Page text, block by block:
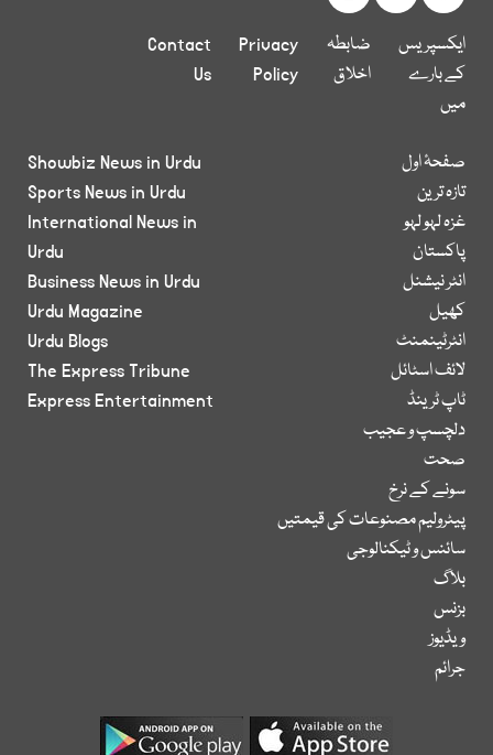
ایکسپریس
کے بارے
میں
ضابطہ
اخلاق
Privacy
Policy
Contact
Us
صفحۂ اول
تازہ ترین
غزہ لہو لہو
پاکستان
انٹر نیشنل
کھیل
انٹرٹینمنٹ
لائف اسٹائل
ٹاپ ٹرینڈ
دلچسپ و عجیب
صحت
سونے کے نرخ
پیٹرولیم مصنوعات کی قیمتیں
سائنس و ٹیکنالوجی
بلاگ
بزنس
ویڈیوز
جرائم
Showbiz News in Urdu
Sports News in Urdu
International News in
Urdu
Business News in Urdu
Urdu Magazine
Urdu Blogs
The Express Tribune
Express Entertainment